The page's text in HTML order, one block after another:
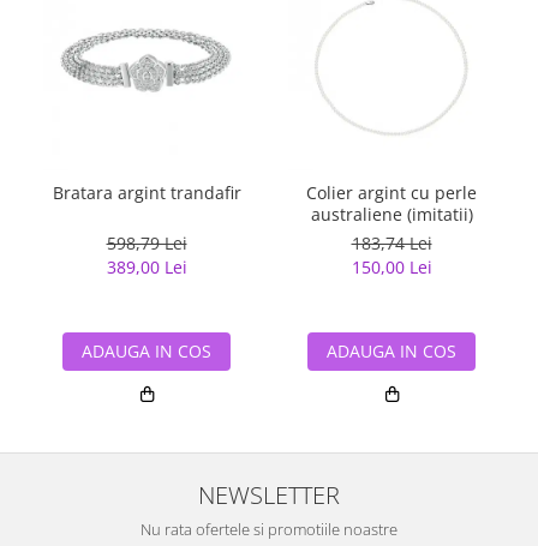
Bratara argint trandafir
598,79 Lei
389,00 Lei
ADAUGA IN COS
Colier argint cu perle
australiene (imitatii)
183,74 Lei
150,00 Lei
ADAUGA IN COS
NEWSLETTER
Nu rata ofertele si promotiile noastre